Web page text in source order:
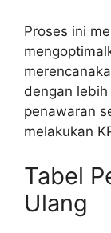
Proses ini
dengan
penawaran
melakukan
Tabel
Ulang